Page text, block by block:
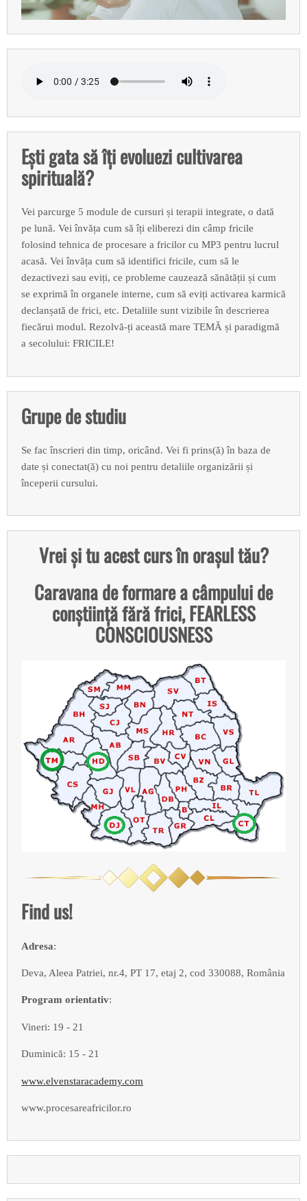
Ești gata să îți evoluezi cultivarea
spirituală?
Vei parcurge 5 module de cursuri și terapii integrate, o dată
pe lună. Vei învăța cum să îți eliberezi din câmp fricile
folosind tehnica de procesare a fricilor cu MP3 pentru lucrul
acasă. Vei învăța cum să identifici fricile, cum să le
dezactivezi sau eviți, ce probleme cauzează sănătății și cum
se exprimă în organele interne, cum să eviți activarea karmică
declanșată de frici, etc. Detaliile sunt vizibile în descrierea
fiecărui modul. Rezolvă-ți această mare TEMĂ și paradigmă
a secolului: FRICILE!
Grupe de studiu
Se fac înscrieri din timp, oricând. Vei fi prins(ă) în baza de
date și conectat(ă) cu noi pentru detaliile organizării și
începerii cursului.
Vrei și tu acest curs în orașul tău?
Caravana de formare a câmpului de
conștiință fără frici, FEARLESS
CONSCIOUSNESS
Find us!
Adresa:
Deva, Aleea Patriei, nr.4, PT 17, etaj 2, cod 330088, România
Program orientativ:
Vineri: 19 - 21
Duminică: 15 - 21
www.elvenstaracademy.com
www.procesareafricilor.ro